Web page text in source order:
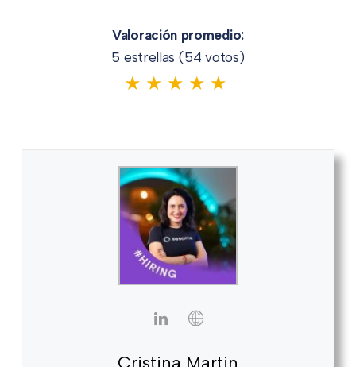
Valoración promedio:
5 estrellas (54 votos)
★ ★ ★ ★ ★